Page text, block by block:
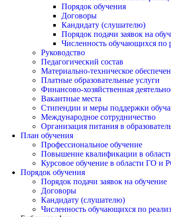
Порядок обучения
Договоры
Кандидату (слушателю)
Порядок подачи заявок на
Численность обучающихся по
Руководство
Педагогический состав
Материально-техническое
Платные образовательные услуги
Финансово-хозяйственная
Вакантные места
Стипендии и меры поддержки
Международное сотрудничество
Организация питания в
План обучения
Профессиональное обучение
Повышение квалификации в
Курсовое обучение в области ГО и
Порядок обучения
Порядок подачи заявок на обучение
Договоры
Кандидату (слушателю)
Численность обучающихся по